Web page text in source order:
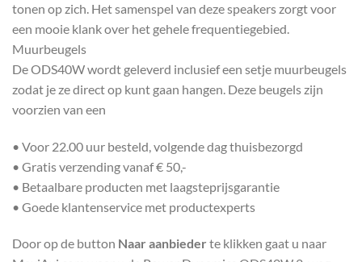
tonen op zich. Het samenspel van deze speakers zorgt voor
een mooie klank over het gehele frequentiegebied.
Muurbeugels
De ODS40W wordt geleverd inclusief een setje muurbeugels
zodat je ze direct op kunt gaan hangen. Deze beugels zijn
voorzien van een
• Voor 22.00 uur besteld, volgende dag thuisbezorgd
• Gratis verzending vanaf € 50,-
• Betaalbare producten met laagsteprijsgarantie
• Goede klantenservice met productexperts
Door op de button Naar aanbieder te klikken gaat u naar